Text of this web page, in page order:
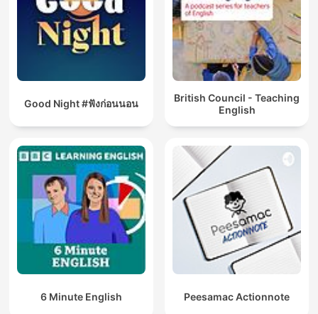
Good Night #ฟังก่อนนอน
British Council - Teaching
English
6 Minute English Peesamac Actionnote